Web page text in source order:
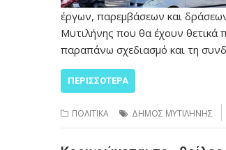
έργων, παρεμβάσεων και
Μυτιλήνης που θα έχουν θετικά
παραπάνω σχεδιασμό και τη
ΠΕΡΙΣΣΌΤΕΡΑ
ΠΟΛΙΤΙΚΑ ΔΗΜΟΣ ΜΥΤΙΛΗΝΗΣ